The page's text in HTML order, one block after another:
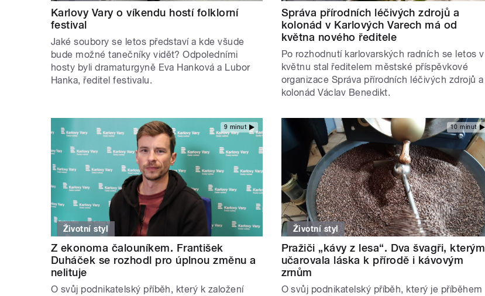
Karlovy Vary o víkendu hostí folklorní
festival
Jaké soubory se letos představí a kde všude
bude možné tanečníky vidět? Odpoledními
hosty byli dramaturgyně Eva Hanková a Lubor
Hanka, ředitel festivalu.
Správa přírodních léčivých zdrojů a
kolonád v Karlových Varech má od
května nového ředitele
Po rozhodnutí karlovarských radních se letos v
květnu stal ředitelem městské příspěvkové
organizace Správa přírodních léčivých zdrojů a
kolonád Václav Benedikt.
9 minut
Životní styl
Z ekonoma čalouníkem. František
Duháček se rozhodl pro úplnou změnu a
nelituje
O svůj podnikatelský příběh, který k založení
10 minut
Životní styl
Pražiči „kávy z lesa“. Dva švagři, kterým
učarovala láska k přírodě i kávovým
zrnům
O svůj podnikatelský příběh, který je příběhem